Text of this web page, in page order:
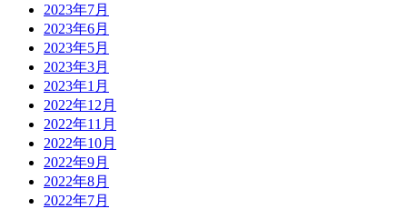
2023年7月
2023年6月
2023年5月
2023年3月
2023年1月
2022年12月
2022年11月
2022年10月
2022年9月
2022年8月
2022年7月